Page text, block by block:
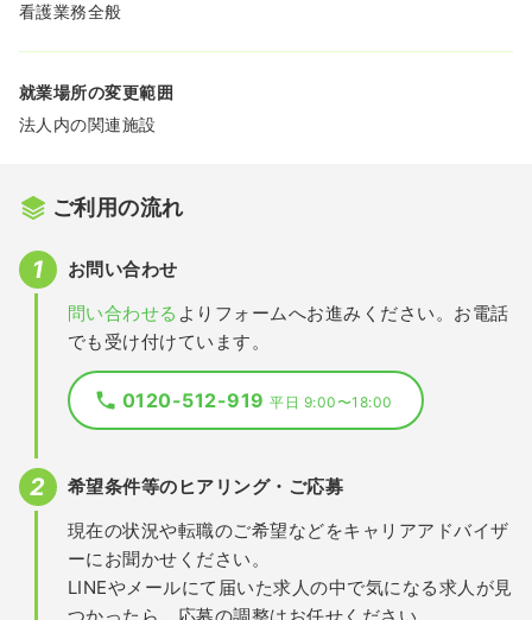
看護業務全般
就業場所の変更範囲
法人内の関連施設
ご利用の流れ
お問い合わせ
問い合わせる よりフォームへお進みください。お電話
でも受け付けています。
0120-512-919平日 9:00〜18:00
希望条件等のヒアリング・ご応募
現在の状況や転職のご希望などをキャリアアドバイザ
ーにお聞かせください。
LINEやメールにて届いた求人の中で気になる求人が見